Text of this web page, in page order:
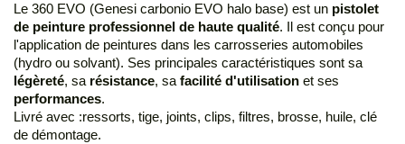
Le 360 EVO (Genesi carbonio EVO halo base) est un pistolet
de peinture professionnel de haute qualité. Il est conçu pour
l'application de peintures dans les carrosseries automobiles
(hydro ou solvant). Ses principales caractéristiques sont sa
légèreté, sa résistance, safacilité d'utilisation et ses
performances.
Livré avec :ressorts, tige, joints, clips, filtres, brosse, huile, clé
de démontage.